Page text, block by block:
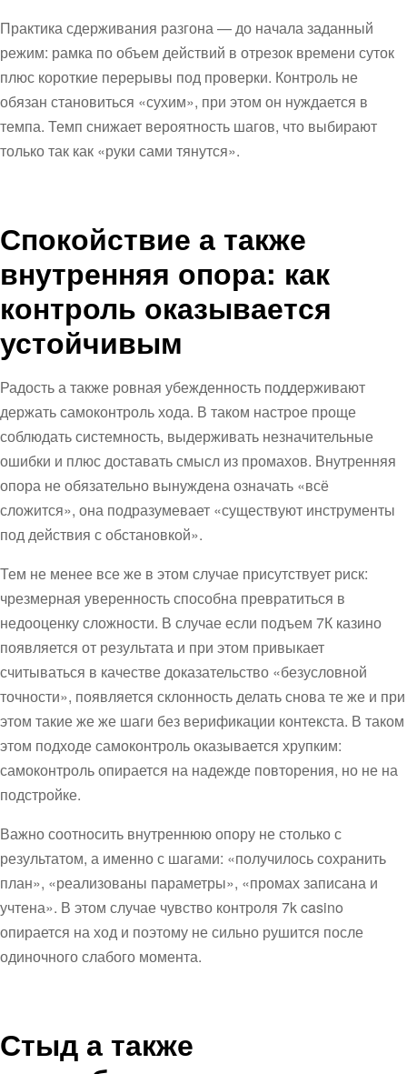
Практика сдерживания разгона — до начала заданный
режим: рамка по объем действий в отрезок времени суток
плюс короткие перерывы под проверки. Контроль не
обязан становиться «сухим», при этом он нуждается в
темпа. Темп снижает вероятность шагов, что выбирают
только так как «руки сами тянутся».
Спокойствие а также
внутренняя опора: как
контроль оказывается
устойчивым
Радость а также ровная убежденность поддерживают
держать самоконтроль хода. В таком настрое проще
соблюдать системность, выдерживать незначительные
ошибки и плюс доставать смысл из промахов. Внутренняя
опора не обязательно вынуждена означать «всё
сложится», она подразумевает «существуют инструменты
под действия с обстановкой».
Тем не менее все же в этом случае присутствует риск:
чрезмерная уверенность способна превратиться в
недооценку сложности. В случае если подъем 7К казино
появляется от результата и при этом привыкает
считываться в качестве доказательство «безусловной
точности», появляется склонность делать снова те же и при
этом такие же же шаги без верификации контекста. В таком
этом подходе самоконтроль оказывается хрупким:
самоконтроль опирается на надежде повторения, но не на
подстройке.
Важно соотносить внутреннюю опору не столько с
результатом, а именно с шагами: «получилось сохранить
план», «реализованы параметры», «промах записана и
учтена». В этом случае чувство контроля 7k casino
опирается на ход и поэтому не сильно рушится после
одиночного слабого момента.
Стыд а также